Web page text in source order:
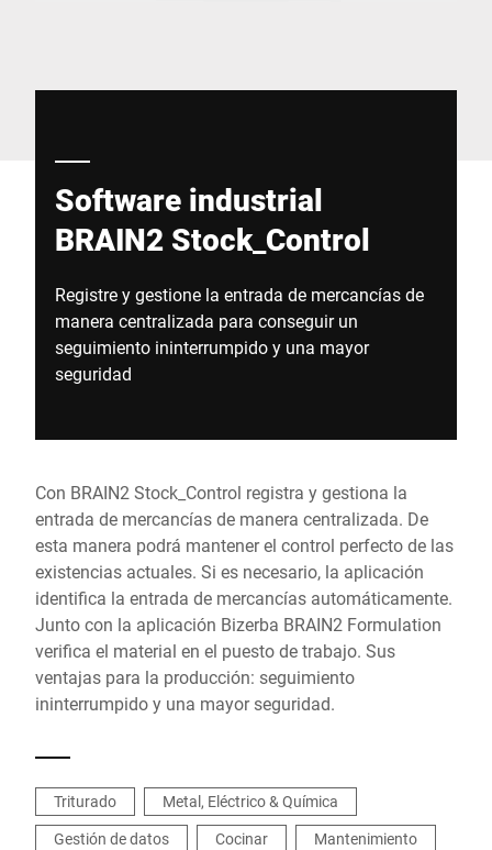
Software industrial
BRAIN2 Stock_Control
Registre y gestione la entrada de mercancías de
manera centralizada para conseguir un
seguimiento ininterrumpido y una mayor
seguridad
Con BRAIN2 Stock_Control registra y gestiona la
entrada de mercancías de manera centralizada. De
esta manera podrá mantener el control perfecto de las
existencias actuales. Si es necesario, la aplicación
identifica la entrada de mercancías automáticamente.
Junto con la aplicación Bizerba BRAIN2 Formulation
verifica el material en el puesto de trabajo. Sus
ventajas para la producción: seguimiento
ininterrumpido y una mayor seguridad.
Triturado
Metal, Eléctrico & Química
Gestión de datos
Cocinar
Mantenimiento